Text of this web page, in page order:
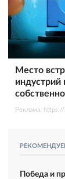
Место
индустрий
Реклама.
Победа и